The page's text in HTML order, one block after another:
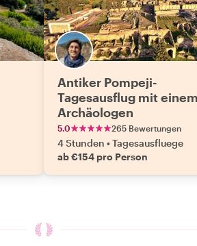
Antiker Pompeji-
Tagesausflug mit
Archäologen
5.0 265 Bewertungen
4 Stunden •Tagesausfluege
ab €154 pro Person